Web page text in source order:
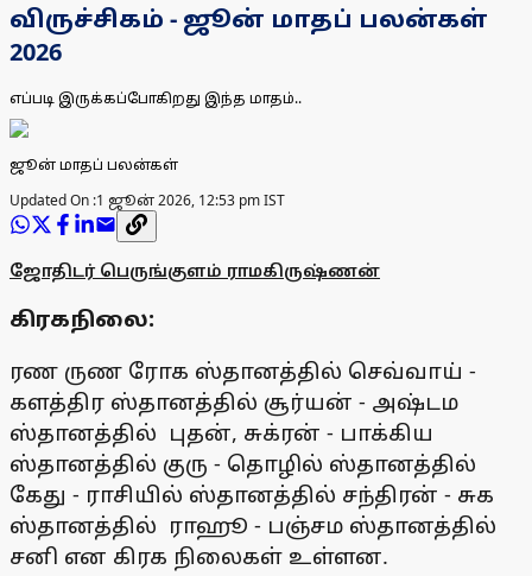
விருச்சிகம் - ஜூன் மாதப் பலன்கள்
2026
எப்படி இருக்கப்போகிறது இந்த மாதம்..
ஜூன் மாதப் பலன்கள்
Updated On :1 ஜூன் 2026, 12:53 pm IST
ஜோதிடர் பெருங்குளம் ராமகிருஷ்ணன்
கிரகநிலை:
ரண ருண ரோக ஸ்தானத்தில் செவ்வாய் -
களத்திர ஸ்தானத்தில் சூர்யன் - அஷ்டம
ஸ்தானத்தில் புதன், சுக்ரன் - பாக்கிய
ஸ்தானத்தில் குரு - தொழில் ஸ்தானத்தில்
கேது - ராசியில் ஸ்தானத்தில் சந்திரன் - சுக
ஸ்தானத்தில் ராஹூ - பஞ்சம ஸ்தானத்தில்
சனி என கிரக நிலைகள் உள்ளன.